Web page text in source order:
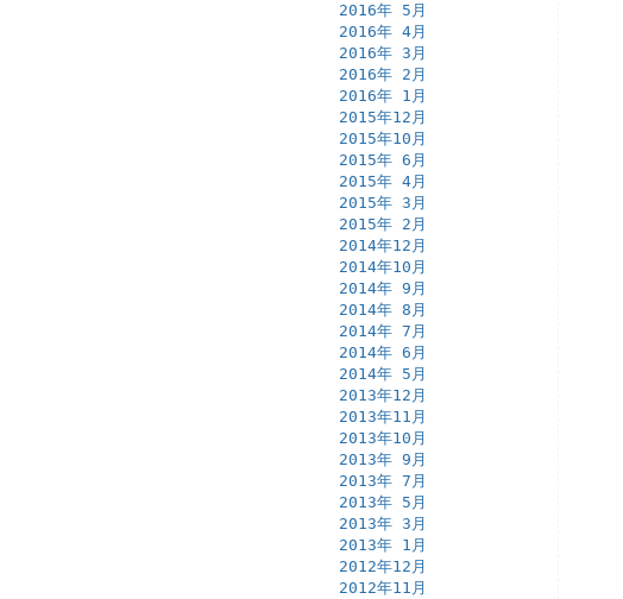
2016年 5月
2016年 4月
2016年 3月
2016年 2月
2016年 1月
2015年12月
2015年10月
2015年 6月
2015年 4月
2015年 3月
2015年 2月
2014年12月
2014年10月
2014年 9月
2014年 8月
2014年 7月
2014年 6月
2014年 5月
2013年12月
2013年11月
2013年10月
2013年 9月
2013年 7月
2013年 5月
2013年 3月
2013年 1月
2012年12月
2012年11月